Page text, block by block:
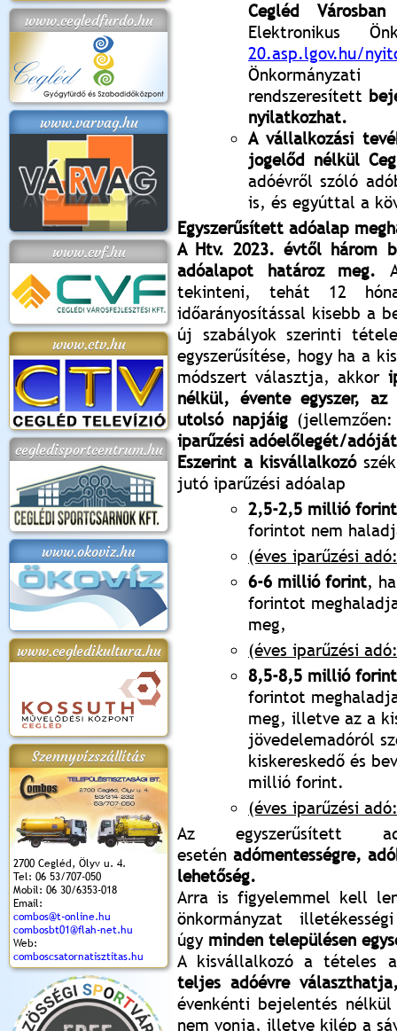
www.cegledfurdo.hu
www.varvag.hu
www.cvf.hu
www.ctv.hu
cegledisportcentrum.hu
www.okoviz.hu
www.cegledikultura.hu
Szennyvízszállítás
2700 Cegléd, Ölyv u. 4.
Tel: 06 53/707-050
Mobil: 06 30/6353-018
Email:
combos@t-online.hu
combosbt01@flah-net.hu
Web:
comboscsatornatisztitas.hu
Cegléd
Elektronikus
20.asp.lgov.hu/
rendszeresített
nyilatkozhat.
A vállalkozási
jogelőd nélkül
adóévről szóló
is, és egyúttal a
Egyszerűsített adóalap
A Htv. 2023. évtől három
adóalapot határoz meg.
tekinteni, tehát 12
időarányosítással kisebb a
új szabályok szerinti
egyszerűsítése, hogy ha a
módszert választja, akkor
nélkül, évente egyszer,
utolsó napjáig
iparűzési adóelőlegét/
Eszerint a kisvállalkozó
jutó iparűzési adóalap
2,5-2,5 millió forint
forintot nem
(éves iparűzési
6-6 millió forint,
forintot
meg,
(éves iparűzési
8,5-8,5 millió forint
forintot
meg, illetve az a
jövedelemadóról
kiskereskedő és
millió forint.
(éves iparűzési
Az egyszerűsített
eseténadómentességre,
lehetőség.
Arra is figyelemmel kell
önkormányzat
úgy minden településen
A kisvállalkozó a tételes
teljes adóévre
évenkénti bejelentés
nem vonja, illetve kilép a
2018.
Kossuth Toborzó
Ünnepély
Szent István Ünnepe
(2017. 08. 20.)
V. Ceglédi Vágta
(2017. 06. 18.)
Laska